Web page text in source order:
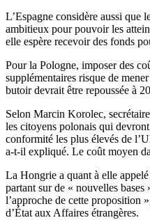
L’Espagne considère aussi que
ambitieux pour pouvoir les
elle espère recevoir des fonds
Pour la Pologne, imposer des
supplémentaires risque de
butoir devrait être repoussée à
Selon Marcin Korolec,
les citoyens polonais qui
conformité les plus élevés de
a-t-il expliqué. Le coût moyen
La Hongrie a quant à elle
partant sur de « nouvelles bases
l’approche de cette proposition
d’État aux Affaires étrangères.